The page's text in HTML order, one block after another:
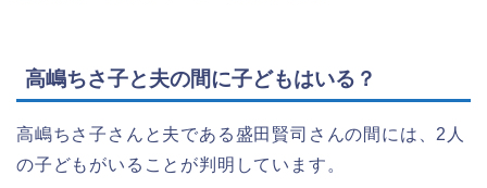
高嶋ちさ子と夫の間に子どもはいる？
高嶋ちさ子さんと夫である盛田賢司さんの間には、2人
の子どもがいることが判明しています。